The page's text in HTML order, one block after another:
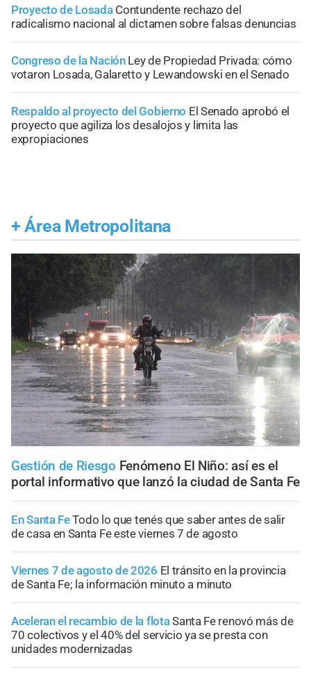
Proyecto de Losada Contundente rechazo del
radicalismo nacional al dictamen sobre falsas denuncias
Congreso de la Nación Ley de Propiedad Privada: cómo
votaron Losada, Galaretto y Lewandowski en el Senado
Respaldo al proyecto del Gobierno El Senado aprobó el
proyecto que agiliza los desalojos y limita las
expropiaciones
+ Área Metropolitana
Gestión de Riesgo Fenómeno El Niño: así es el
portal informativo que lanzó la ciudad de Santa Fe
En Santa FeTodo lo que tenés que saber antes de salir
de casa en Santa Fe este viernes 7 de agosto
Viernes 7 de agosto de 2026 El tránsito en la provincia
de Santa Fe; la información minuto a minuto
Aceleran el recambio de la flotaSanta Fe renovó más de
70 colectivos y el 40% del servicio ya se presta con
unidades modernizadas